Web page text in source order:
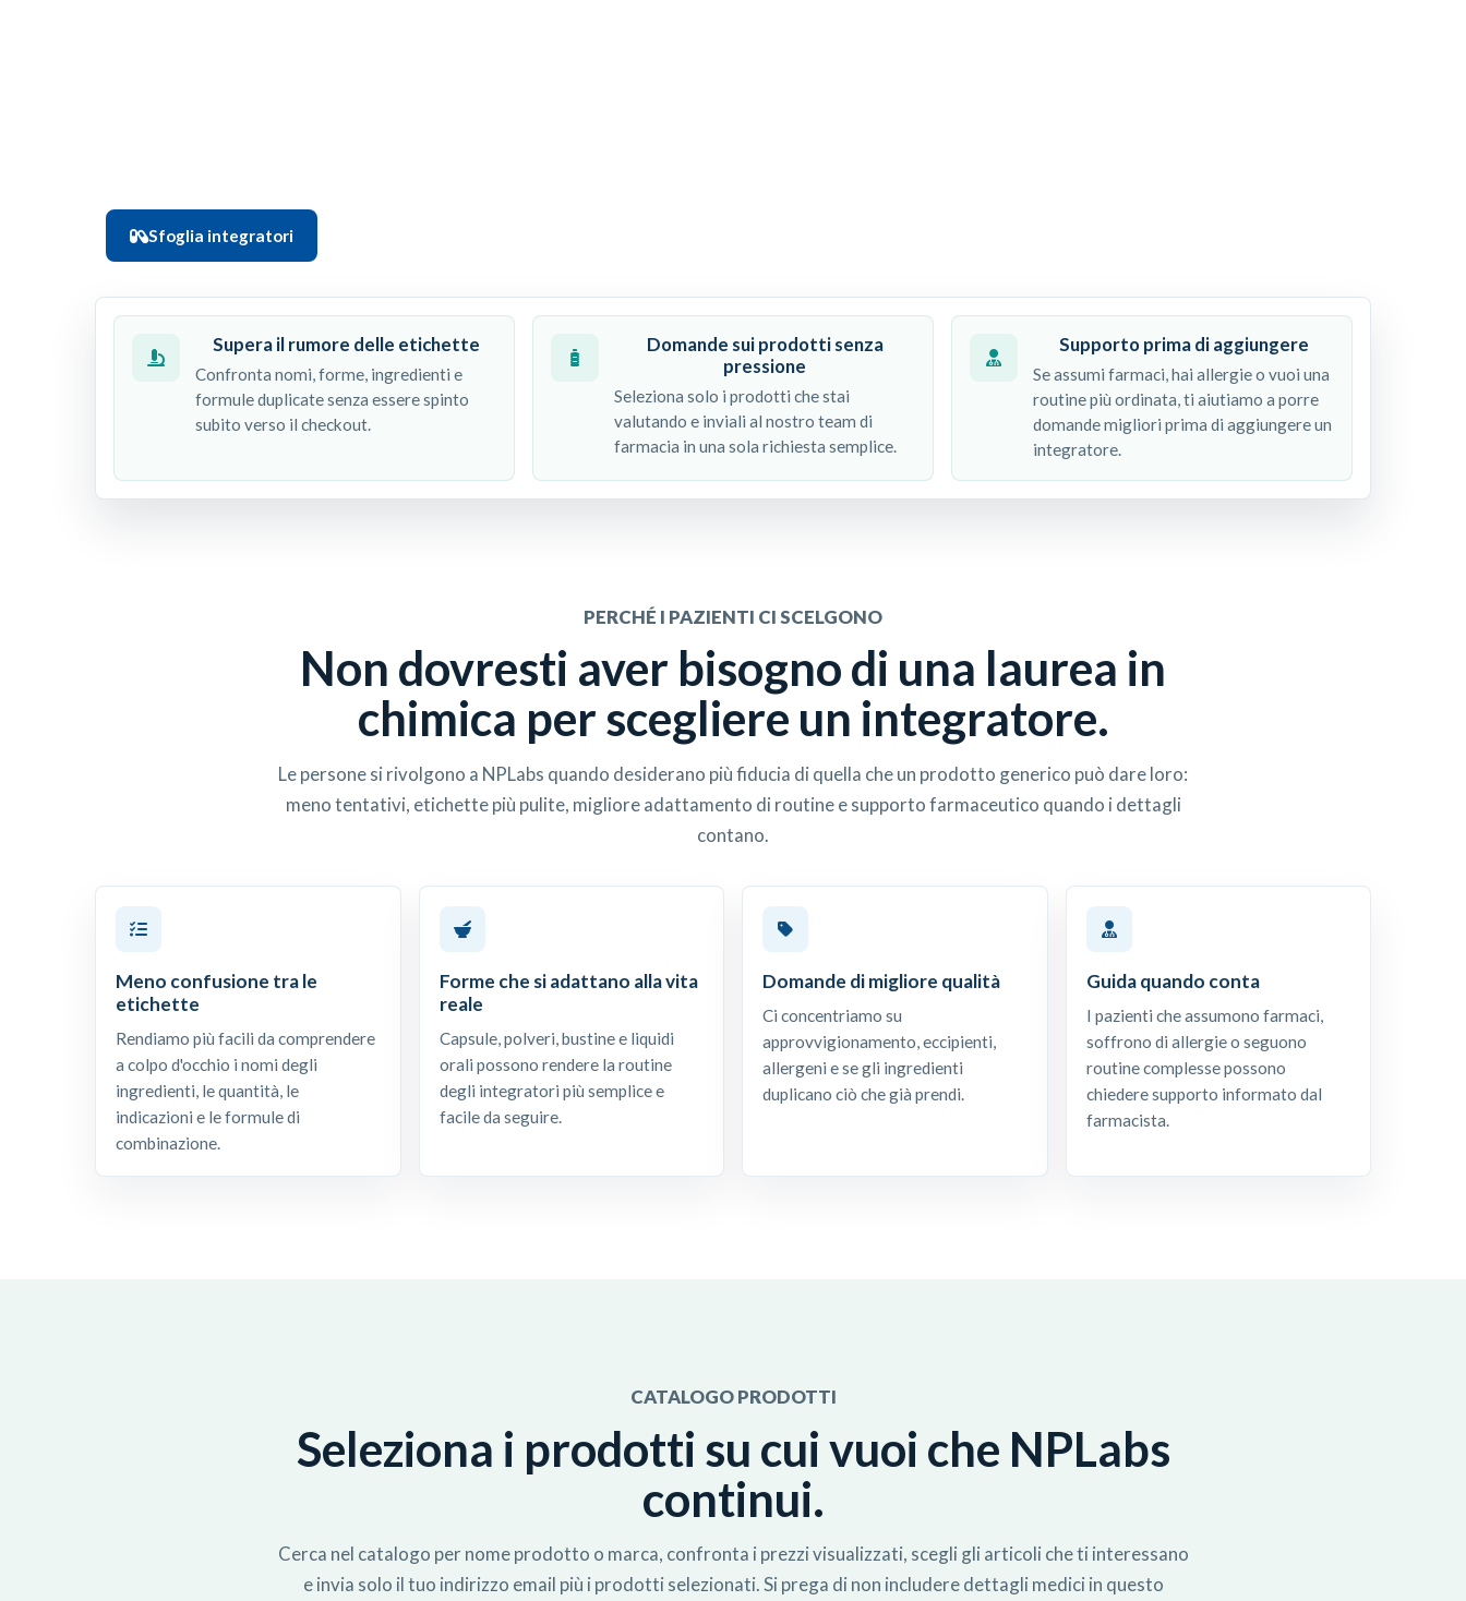
Sfoglia integratori
Supera il rumore delle etichette
Confronta nomi, forme, ingredienti e
formule duplicate senza essere spinto
subito verso il checkout.
Domande sui prodotti senza
pressione
Seleziona solo i prodotti che stai
valutando e inviali al nostro team di
farmacia in una sola richiesta semplice.
Supporto prima di aggiungere
Se assumi farmaci, hai allergie o vuoi una
routine più ordinata, ti aiutiamo a porre
domande migliori prima di aggiungere un
integratore.
PERCHÉ I PAZIENTI CI SCELGONO
Non dovresti aver bisogno di una laurea in
chimica per scegliere un integratore.
Le persone si rivolgono a NPLabs quando desiderano più fiducia di quella che un prodotto generico può dare loro:
meno tentativi, etichette più pulite, migliore adattamento di routine e supporto farmaceutico quando i dettagli
contano.
Meno confusione tra le
etichette
Rendiamo più facili da comprendere
a colpo d'occhio i nomi degli
ingredienti, le quantità, le
indicazioni e le formule di
combinazione.
Forme che si adattano alla vita
reale
Capsule, polveri, bustine e liquidi
orali possono rendere la routine
degli integratori più semplice e
facile da seguire.
Domande di migliore qualità
Ci concentriamo su
approvvigionamento, eccipienti,
allergeni e se gli ingredienti
duplicano ciò che già prendi.
Guida quando conta
I pazienti che assumono farmaci,
soffrono di allergie o seguono
routine complesse possono
chiedere supporto informato dal
farmacista.
CATALOGO PRODOTTI
Seleziona i prodotti su cui vuoi che NPLabs
continui.
Cerca nel catalogo per nome prodotto o marca, confronta i prezzi visualizzati, scegli gli articoli che ti interessano
e invia solo il tuo indirizzo email più i prodotti selezionati. Si prega di non includere dettagli medici in questo